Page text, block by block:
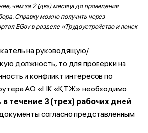
чем за 2 (два) месяца до проведения
Справку можно получить через
EGov в разделе «Трудоустройство и поиск
на руководящую/
должность, то для проверки на
и конфликт интересов по
АО «НК «ҚТЖ» необходимо
в течение 3 (трех) рабочих дней
согласно представленным